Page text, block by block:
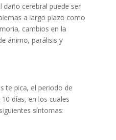
daño cerebral puede ser
a largo plazo como
cambios en la
ánimo, parálisis y
te pica, el periodo de
días, en los cuales
síntomas: